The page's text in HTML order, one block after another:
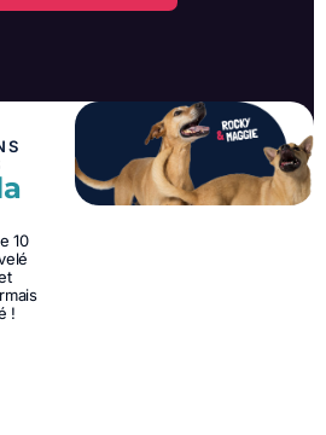
10
!